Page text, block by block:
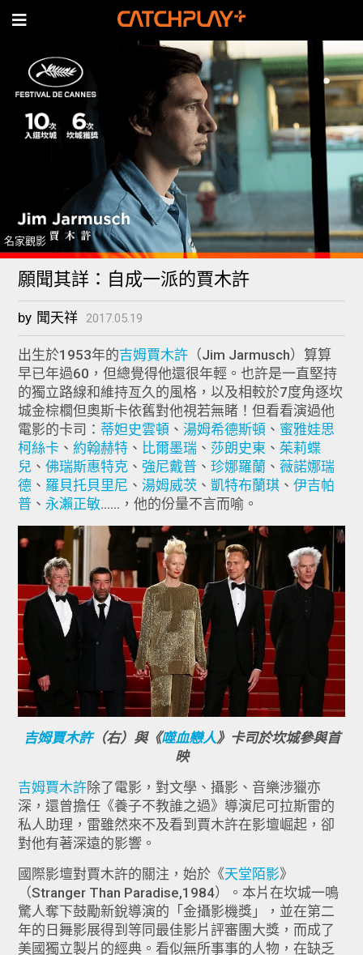
名家觀影
願聞其詳：自成一派的賈木許
by 聞天祥 2017.05.19
出生於1953年的吉姆賈木許 （Jim Jarmusch）算算
早已年過60，但總覺得他還很年輕。也許是一直堅持
的獨立路線和維持亙久的風格，以及相較於7度角逐坎
城金棕櫚但奧斯卡依舊對他視若無睹！但看看演過他
電影的卡司： 蒂妲史雲頓 、湯姆希德斯頓 、 蜜雅娃思
柯絲卡 、約翰赫特 、 比爾墨瑞 、 莎朗史東 、 茱莉蝶
兒 、佛瑞斯惠特克 、強尼戴普 、珍娜羅蘭 、薇諾娜瑞
德 、 羅貝托貝里尼 、湯姆威茨 、凱特布蘭琪 、伊吉帕
普 、 永瀨正敏……，他的份量不言而喻。
吉姆賈木許（右）與《噬血戀人》卡司於坎城參與首
映
吉姆賈木許除了電影，對文學、攝影、音樂涉獵亦
深，還曾擔任《養子不教誰之過》導演尼可拉斯雷的
私人助理，雷雖然來不及看到賈木許在影壇崛起，卻
對他有著深遠的影響。
國際影壇對賈木許的關注，始於《天堂陌影》
（Stranger Than Paradise,1984）。本片在坎城一鳴
驚人奪下鼓勵新銳導演的「金攝影機獎」，並在第二
年的日舞影展得到等同最佳影片評審團大獎，而成了
美國獨立製片的經典。看似無所事事的人物，在缺乏